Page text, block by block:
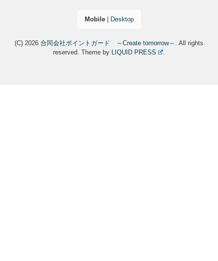
Mobile| Desktop
(C) 2026 合同会社ポイントガード ～Create tomorrow～ . All rights
reserved.Theme by LIQUID PRESS .